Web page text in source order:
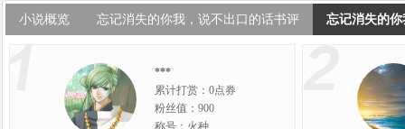
小说概览 忘记消失的你我，说不出口的话书评 忘记消失的
***
累计打赏：0点券
粉丝值：900
称号：火种